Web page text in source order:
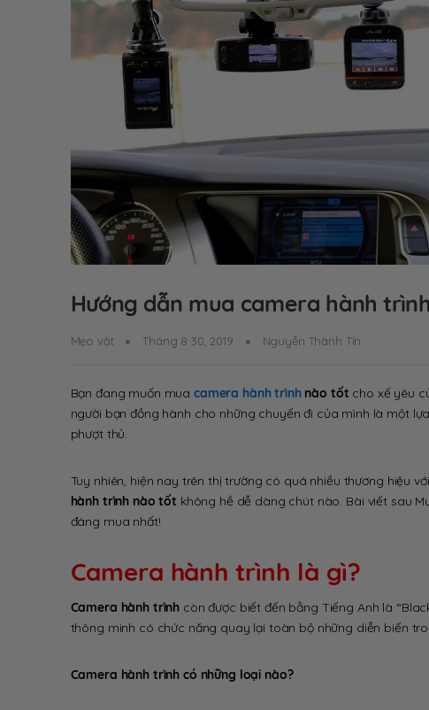
Hướng dẫn mua camera hành
Mẹo vặt Tháng 8 30, 2019 Nguyễn Thành Tín
Bạn đang muốn mua camera hành trìnhnào tốt cho xế yêu
người bạn đồng hành cho những chuyến đi của mình là một
phượt thủ.
Tuy nhiên, hiện nay trên thị trường có quá nhiều thương hiệu
hành trình nào tốt không hề dễ dàng chút nào. Bài viết sau
đáng mua nhất!
Camera hành trình là gì?
Camera hành trình còn được biết đến bằng Tiếng Anh là
thông minh có chức năng quay lại toàn bộ những diễn biến
Camera hành trình có những loại nào?